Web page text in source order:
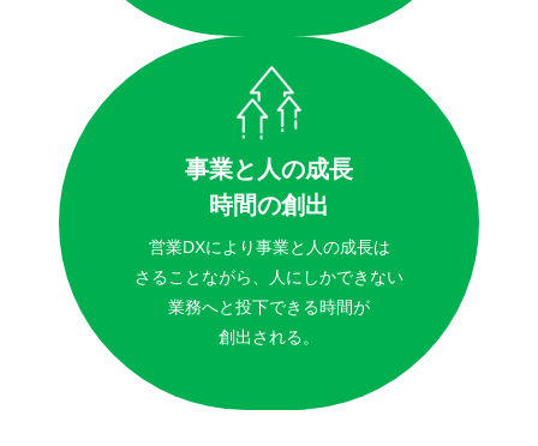
事業と人の成長
時間の創出
営業DXにより事業と人の成長は
さることながら、人にしかできない
業務へと投下できる時間が
創出される。